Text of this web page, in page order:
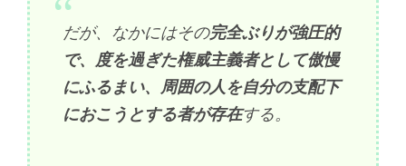
だが、なかにはその完全ぶりが強圧的
で、度を過ぎた権威主義者として傲慢
にふるまい、周囲の人を自分の支配下
におこうとする者が存在する。